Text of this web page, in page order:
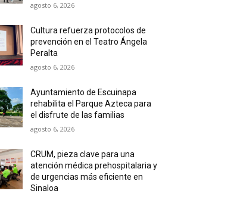
agosto 6, 2026
Cultura refuerza protocolos de
prevención en el Teatro Ángela
Peralta
agosto 6, 2026
Ayuntamiento de Escuinapa
rehabilita el Parque Azteca para
el disfrute de las familias
agosto 6, 2026
CRUM, pieza clave para una
atención médica prehospitalaria y
de urgencias más eficiente en
Sinaloa